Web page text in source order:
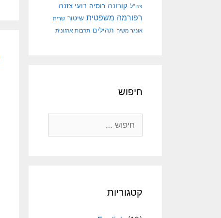
צה"ל קורונה רוסיה רועי צזנה
רפורמה משפטית שיטור שרית
אונגר משיח תהילים תרבות ארגונית
חיפוש
קטגוריות